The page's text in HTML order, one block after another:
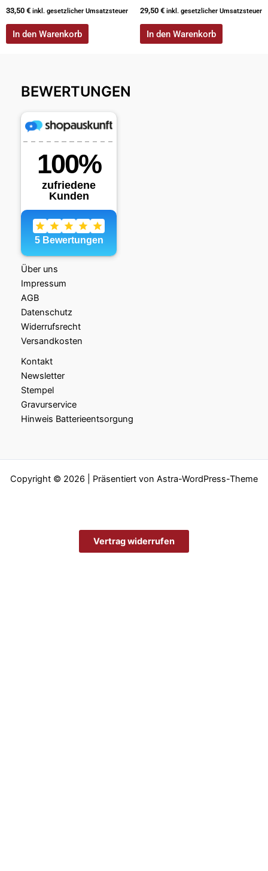
33,50 € inkl. gesetzlicher Umsatzsteuer
In den Warenkorb
29,50 € inkl. gesetzlicher Umsatzsteuer
In den Warenkorb
BEWERTUNGEN
Über uns
Impressum
AGB
Datenschutz
Widerrufsrecht
Versandkosten
Kontakt
Newsletter
Stempel
Gravurservice
Hinweis Batterieentsorgung
Copyright © 2026 | Präsentiert von Astra-WordPress-Theme
Vertrag widerrufen